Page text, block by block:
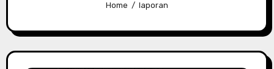
Home laporan